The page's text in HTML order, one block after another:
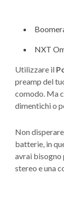
NXT
Utilizzare il
preamp del
comodo. Ma
dimentichi o
Non
batterie, in
avrai bisogno
stereo e una